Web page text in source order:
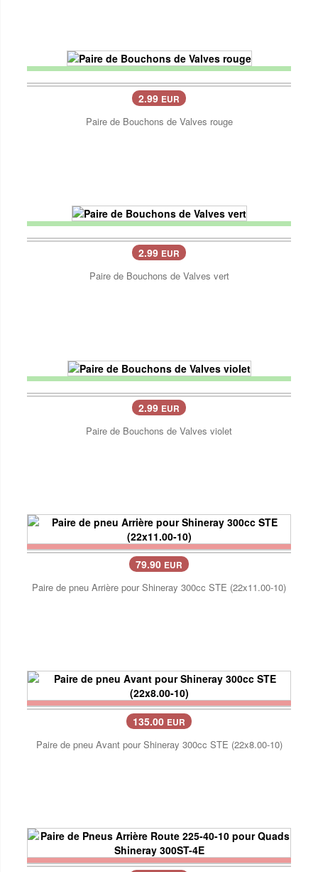
2.99 EUR
Paire de Bouchons de Valves rouge
2.99 EUR
Paire de Bouchons de Valves vert
2.99 EUR
Paire de Bouchons de Valves violet
79.90 EUR
Paire de pneu Arrière pour Shineray 300cc STE (22x11.00-10)
135.00 EUR
Paire de pneu Avant pour Shineray 300cc STE (22x8.00-10)